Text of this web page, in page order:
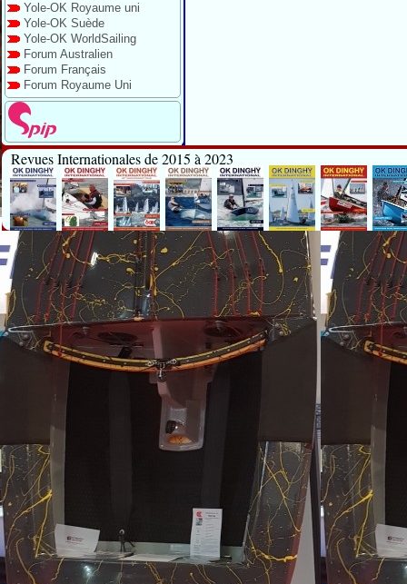
Yole-OK Royaume uni
Yole-OK Suède
Yole-OK WorldSailing
Forum Australien
Forum Français
Forum Royaume Uni
Revues Internationales de 2015 à 2023